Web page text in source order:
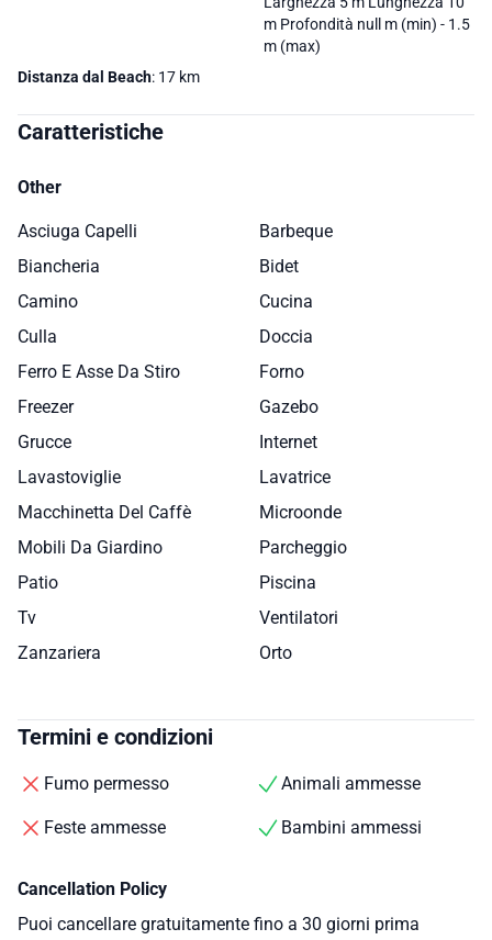
m Profondità null m (min) - 1.5
m (max)
Distanza dal Beach: 17 km
Caratteristiche
Other
Asciuga Capelli
Barbeque
Biancheria
Bidet
Camino
Cucina
Culla
Doccia
Ferro E Asse Da Stiro
Forno
Freezer
Gazebo
Grucce
Internet
Lavastoviglie
Lavatrice
Macchinetta Del Caffè
Microonde
Mobili Da Giardino
Parcheggio
Patio
Piscina
Tv
Ventilatori
Zanzariera
Orto
Termini e condizioni
Fumo permesso Animali ammesse
Feste ammesse Bambini ammessi
Cancellation Policy
Puoi cancellare gratuitamente fino a 30 giorni prima